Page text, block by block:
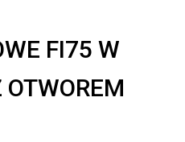
FI75 W